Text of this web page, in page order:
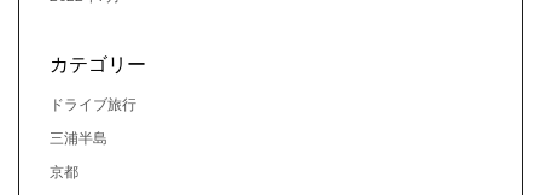
カテゴリー
ドライブ旅行
三浦半島
京都